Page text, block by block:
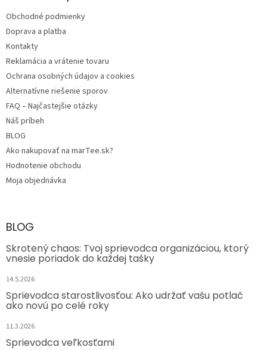
e
Obchodné podmienky
Doprava a platba
Kontakty
Reklamácia a vrátenie tovaru
Ochrana osobných údajov a cookies
Alternatívne riešenie sporov
FAQ – Najčastejšie otázky
Náš príbeh
BLOG
Ako nakupovať na marTee.sk?
Hodnotenie obchodu
Moja objednávka
BLOG
Skrotený chaos: Tvoj sprievodca organizáciou, ktorý
vnesie poriadok do každej tašky
14.5.2026
Sprievodca starostlivosťou: Ako udržať vašu potlač
ako novú po celé roky
11.3.2026
Sprievodca veľkosťami